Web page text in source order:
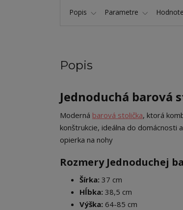
Popis Parametre
Popis
Jednoduchá barová
Moderná barová stolička, ktorá
konštrukcie, ideálna do domácnosti
opierka na nohy
Rozmery Jednoduchej
Šírka: 37 cm
Hĺbka: 38,5 cm
Výška: 64-85 cm